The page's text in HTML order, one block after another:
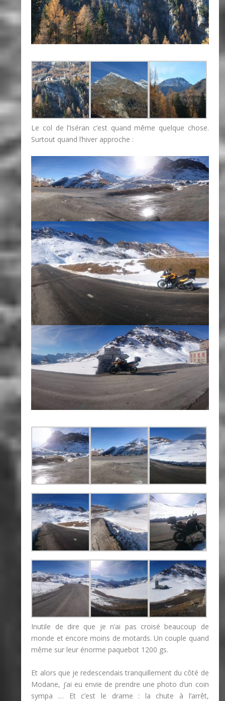
Le col de l’Iséran c’est quand même quelque chose.
Surtout quand l’hiver approche :
Inutile de dire que je n’ai pas croisé beaucoup de
monde et encore moins de motards. Un couple quand
même sur leur énorme paquebot 1200 gs.
Et alors que je redescendais tranquillement du côté de
Modane, j’ai eu envie de prendre une photo d’un coin
sympa … Et c’est le drame : la chute à l’arrêt,